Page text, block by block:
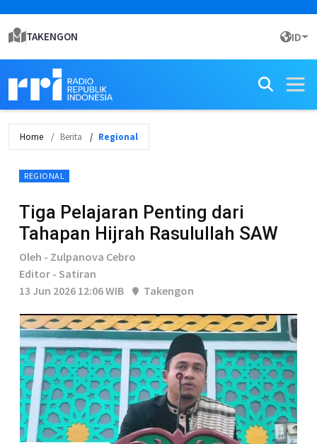
TAKENGON ID
Home Berita Regional
REGIONAL
Tiga Pelajaran Penting dari
Tahapan Hijrah Rasulullah SAW
Oleh - Zulpanova Cebro
Editor - Satiran
13 Jun 2026 12:06 WIB
Takengon